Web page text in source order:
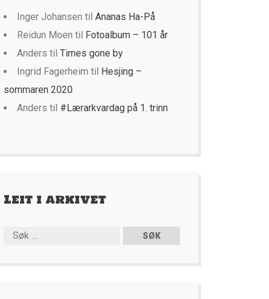
Inger Johansen til Ananas Ha-På
Reidun Moen til Fotoalbum – 101 år
Anders til Times gone by
Ingrid Fagerheim til Hesjing –
sommaren 2020
Anders til #Lærarkvardag på 1. trinn
Leit i arkivet